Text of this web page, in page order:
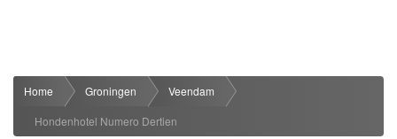
Home Groningen
Veendam
Hondenhotel Numero Dertien